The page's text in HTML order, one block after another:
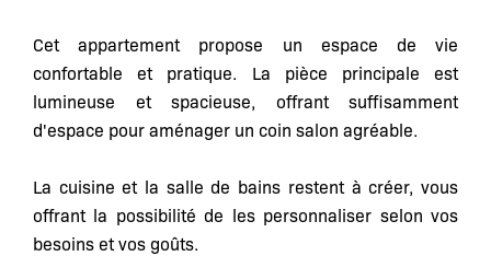
Cet appartement propose un espace de vie
confortable et pratique. La pièce principale est
lumineuse et spacieuse, offrant suffisamment
d'espace pour aménager un coin salon agréable.
La cuisine et la salle de bains restent à créer, vous
offrant la possibilité de les personnaliser selon vos
besoins et vos goûts.